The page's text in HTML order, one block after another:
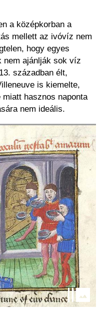
a középkorban a
mellett az ivóvíz nem
hogy egyes
nem ajánlják sok víz
13. században élt,
is kiemelte,
hasznos naponta
nem ideális.